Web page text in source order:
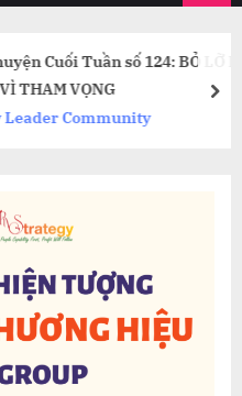
Tuần số 124: BỎ LỠ HẠNH
VỌNG